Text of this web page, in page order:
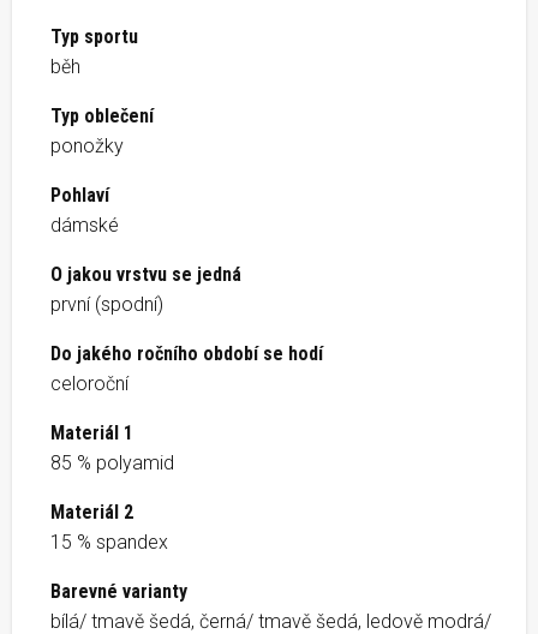
Typ sportu
běh
Typ oblečení
ponožky
Pohlaví
dámské
O jakou vrstvu se jedná
první (spodní)
Do jakého ročního období se hodí
celoroční
Materiál 1
85 % polyamid
Materiál 2
15 % spandex
Barevné varianty
bílá/ tmavě šedá, černá/ tmavě šedá, ledově modrá/